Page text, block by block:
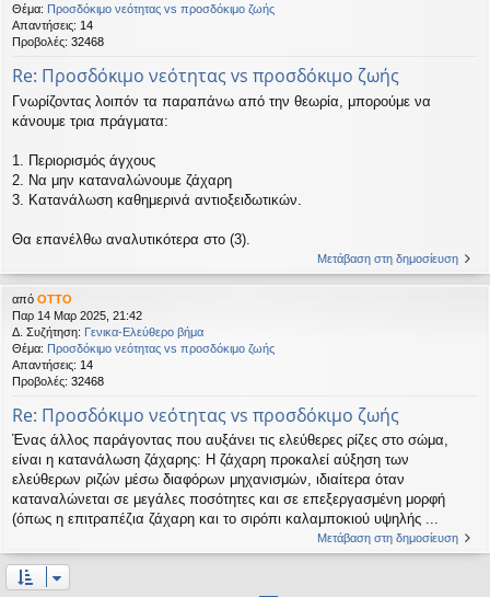
Θέμα: Προσδόκιμο νεότητας vs προσδόκιμο ζωής
Απαντήσεις: 14
Προβολές: 32468
Re: Προσδόκιμο νεότητας vs προσδόκιμο ζωής
Γνωρίζοντας λοιπόν τα παραπάνω από την θεωρία, μπορούμε να
κάνουμε τρια πράγματα:
1. Περιορισμός άγχους
2. Να μην καταναλώνουμε ζάχαρη
3. Κατανάλωση καθημερινά αντιοξειδωτικών.
Θα επανέλθω αναλυτικότερα στο (3).
Μετάβαση στη δημοσίευση
από OTTO
Παρ 14 Μαρ 2025, 21:42
Δ. Συζήτηση: Γενικα-Ελεύθερο βήμα
Θέμα: Προσδόκιμο νεότητας vs προσδόκιμο ζωής
Απαντήσεις: 14
Προβολές: 32468
Re: Προσδόκιμο νεότητας vs προσδόκιμο ζωής
Ένας άλλος παράγοντας που αυξάνει τις ελεύθερες ρίζες στο σώμα,
είναι η κατανάλωση ζάχαρης: Η ζάχαρη προκαλεί αύξηση των
ελεύθερων ριζών μέσω διαφόρων μηχανισμών, ιδιαίτερα όταν
καταναλώνεται σε μεγάλες ποσότητες και σε επεξεργασμένη μορφή
(όπως η επιτραπέζια ζάχαρη και το σιρόπι καλαμποκιού υψηλής ...
Μετάβαση στη δημοσίευση